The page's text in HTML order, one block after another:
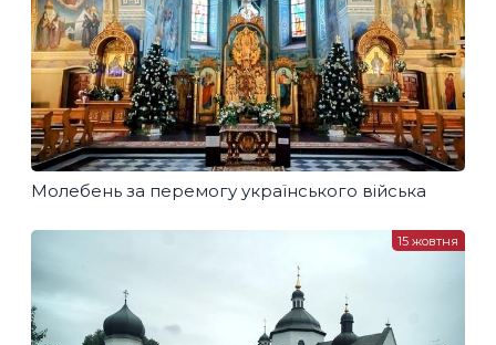
Молебень за перемогу українського війська
15 жовтня